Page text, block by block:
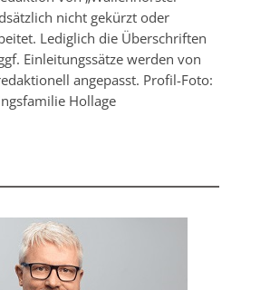
nicht gekürzt oder
Lediglich die Überschriften
Einleitungssätze werden von
angepasst. Profil-Foto:
Hollage